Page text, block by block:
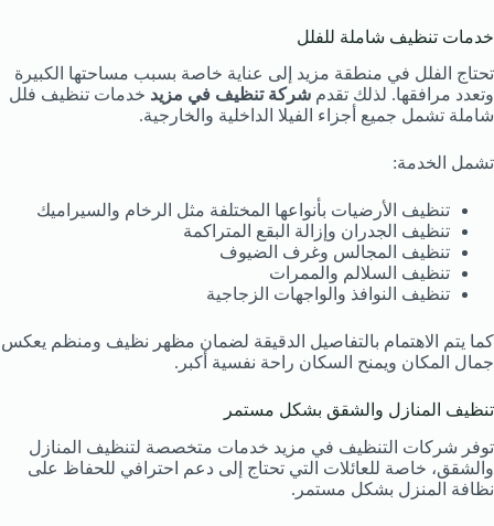
خدمات تنظيف شاملة للفلل
تحتاج الفلل في منطقة مزيد إلى عناية خاصة بسبب مساحتها الكبيرة
وتعدد مرافقها. لذلك تقدم شركة تنظيف في مزيد خدمات تنظيف فلل
شاملة تشمل جميع أجزاء الفيلا الداخلية والخارجية.
تشمل الخدمة:
تنظيف الأرضيات بأنواعها المختلفة مثل الرخام والسيراميك
تنظيف الجدران وإزالة البقع المتراكمة
تنظيف المجالس وغرف الضيوف
تنظيف السلالم والممرات
تنظيف النوافذ والواجهات الزجاجية
كما يتم الاهتمام بالتفاصيل الدقيقة لضمان مظهر نظيف ومنظم يعكس
جمال المكان ويمنح السكان راحة نفسية أكبر.
تنظيف المنازل والشقق بشكل مستمر
توفر شركات التنظيف في مزيد خدمات متخصصة لتنظيف المنازل
والشقق، خاصة للعائلات التي تحتاج إلى دعم احترافي للحفاظ على
نظافة المنزل بشكل مستمر.